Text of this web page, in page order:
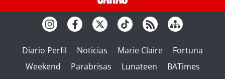
Diario Perfil Noticias Marie Claire
Fortuna
Weekend
Parabrisas Lunateen BATimes